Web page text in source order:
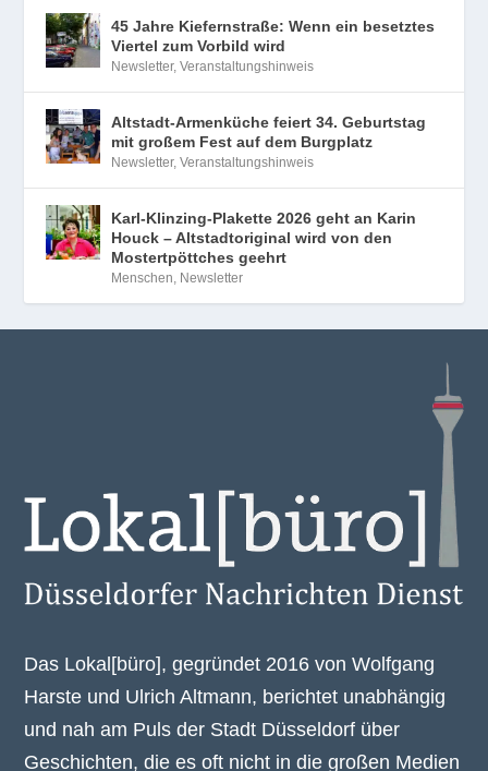
45 Jahre Kiefernstraße: Wenn ein besetztes
Viertel zum Vorbild wird
Newsletter,Veranstaltungshinweis
Altstadt-Armenküche feiert 34. Geburtstag
mit großem Fest auf dem Burgplatz
Newsletter,Veranstaltungshinweis
Karl-Klinzing-Plakette 2026 geht an Karin
Houck – Altstadtoriginal wird von den
Mostertpöttches geehrt
Menschen, Newsletter
Das Lokal[büro], gegründet 2016 von Wolfgang
Harste und Ulrich Altmann, berichtet unabhängig
und nah am Puls der Stadt Düsseldorf über
Geschichten, die es oft nicht in die großen Medien